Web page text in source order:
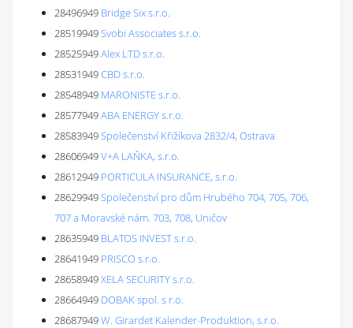
28496949 Bridge Six s.r.o.
28519949Svobi Associates s.r.o.
28525949Alex LTD s.r.o.
28531949CBD s.r.o.
28548949 MARONISTE s.r.o.
28577949ABA ENERGY s.r.o.
28583949Společenství Křižíkova 2832/4, Ostrava
28606949V+A LAŇKA, s.r.o.
28612949 PORTICULA INSURANCE, s.r.o.
28629949Společenství pro dům Hrubého 704, 705, 706,
707 a Moravské nám. 703, 708, Uničov
28635949 BLATOS INVEST s.r.o.
28641949 PRISCO s.r.o.
28658949XELA SECURITY s.r.o.
28664949 DOBAK spol. s r.o.
28687949W. Girardet Kalender-Produktion, s.r.o.